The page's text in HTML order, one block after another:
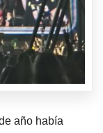
año había